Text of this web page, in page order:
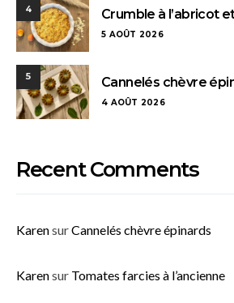
4 Crumble à l’abricot
5 AOÛT 2026
5 Cannelés chèvre
4 AOÛT 2026
Recent Comments
KarensurCannelés chèvre épinards
Karensur Tomates farcies à l’ancienne